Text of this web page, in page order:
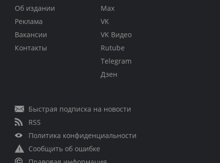
Об издании
Реклама
Вакансии
Контакты
Max
VK
VK Видео
Rutube
Telegram
Дзен
Быстрая подписка на новости
RSS
Политика конфиденциальности
Сообщить об ошибке